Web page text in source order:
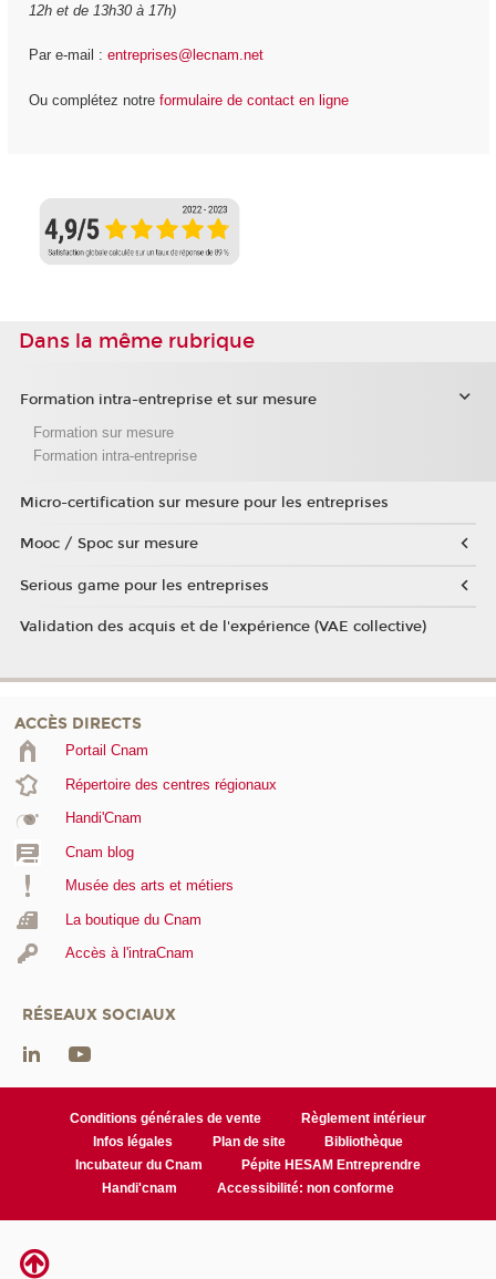
12h et de 13h30 à 17h)
Par e-mail : entreprises@lecnam.net
Ou complétez notre formulaire de contact en ligne
Dans la même rubrique
Formation intra-entreprise et sur mesure
Formation sur mesure
Formation intra-entreprise
Micro-certification sur mesure pour les entreprises
Mooc / Spoc sur mesure
Serious game pour les entreprises
Validation des acquis et de l'expérience (VAE collective)
ACCÈS DIRECTS
Portail Cnam
Répertoire des centres régionaux
Handi'Cnam
Cnam blog
Musée des arts et métiers
La boutique du Cnam
Accès à l'intraCnam
RÉSEAUX SOCIAUX
Conditions générales de vente
Règlement intérieur
Infos légales
Plan de site
Bibliothèque
Incubateur du Cnam
Pépite HESAM Entreprendre
Handi'cnam
Accessibilité: non conforme